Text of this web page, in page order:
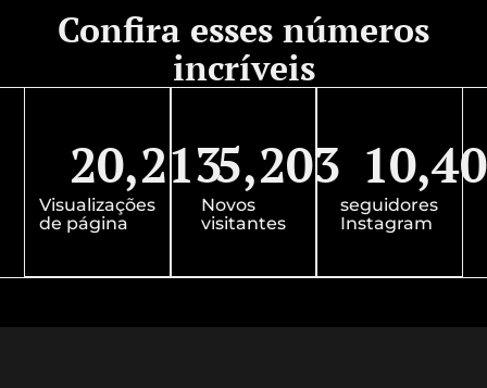
Confira esses números
incríveis
Visualizações
de página
20,213
Novos
visitantes
5,203
seguidores
Instagram